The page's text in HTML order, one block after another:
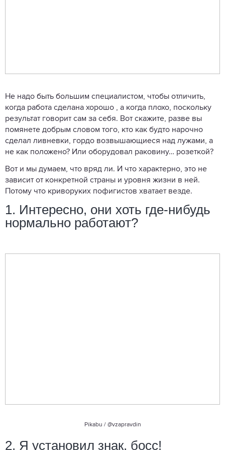
Не надо быть большим специалистом, чтобы отличить,
когда работа сделана хорошо , а когда плохо, поскольку
результат говорит сам за себя. Вот скажите, разве вы
помянете добрым словом того, кто как будто нарочно
сделал ливневки, гордо возвышающиеся над лужами, а
не как положено? Или оборудовал раковину… розеткой?
Вот и мы думаем, что вряд ли. И что характерно, это не
зависит от конкретной страны и уровня жизни в ней.
Потому что криворуких пофигистов хватает везде.
1. Интересно, они хоть где-нибудь
нормально работают?
Pikabu / @vzapravdin
2. Я установил знак, босс!